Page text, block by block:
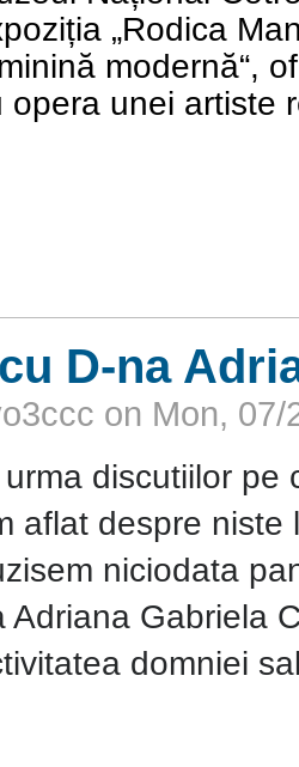
„Rodica
modernă“,
opera unei artiste
D-na
on Mon, 07/
urma discutiilor pe
aflat despre niste
niciodata
Adriana Gabriela
domniei